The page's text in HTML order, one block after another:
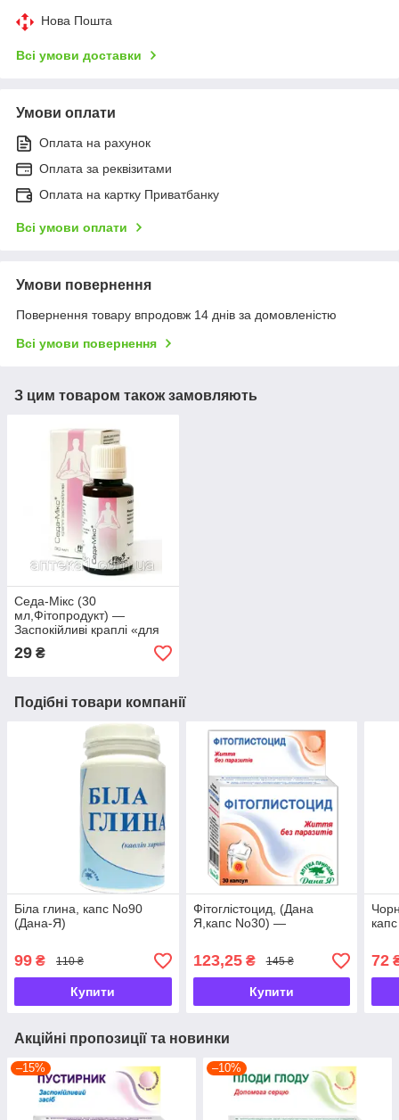
Нова Пошта
Всі умови доставки
Умови оплати
Оплата на рахунок
Оплата за реквізитами
Оплата на картку Приватбанку
Всі умови оплати
Умови повернення
Повернення товару впродовж 14 днів за домовленістю
Всі умови повернення
З цим товаром також замовляють
Седа-Мікс (30
мл,Фітопродукт) —
Заспокійливі краплі «для
нормалізації сну, боротьби
зі стресом, зміцнення
29 ₴
Подібні товари компанії
Біла глина, капс No90
(Дана-Я)
99 ₴ 110 ₴
Купити
Фітоглістоцид, (Дана
Я,капс No30) —
123,25₴ 145 ₴
Купити
72
Акційні пропозиції та новинки
–15% –10%